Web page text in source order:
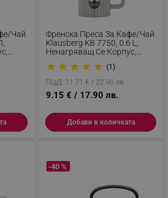
чай
Френска Преса За Кафе/чай
Klausberg KB 7750, 0.6 L,
Ненагряващ Се Корпус,
Стъкло, Мента
★ ★ ★ ★ ★ (1)
ПЦД: 11.71 € / 22.90 лв.
9.15 € / 17.90 лв.
Добави в количката
-40 %
бисквитки позволяват
на уебсайта, като
влизане и управление на
не може да се използва
строго необходими бисквитки.
Домейн
7699
.alleop.bg
.alleop.bg